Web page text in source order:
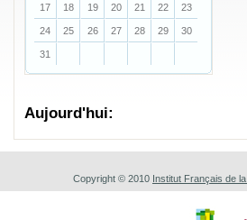
17 18 19 20 21 22 23
24 25 26 27 28 29 30
31
Aujourd'hui:
Copyright © 2010 Institut Français de